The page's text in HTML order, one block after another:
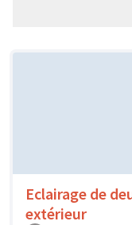
Eclairage de
extérieur